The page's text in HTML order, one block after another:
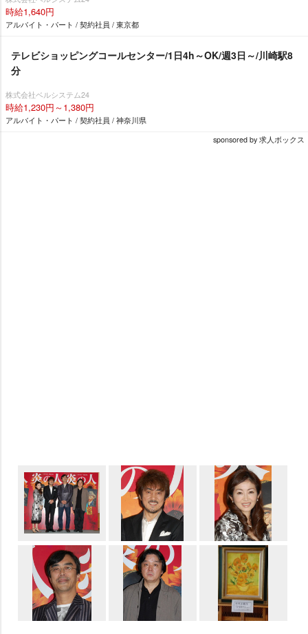
時給1,640円
アルバイト・パート / 契約社員 / 東京都
テレビショッピングコールセンター/1日4h～OK/週3日～/川崎駅8
分
株式会社ベルシステム24
時給1,230円～1,380円
アルバイト・パート / 契約社員 / 神奈川県
sponsored by 求人ボックス